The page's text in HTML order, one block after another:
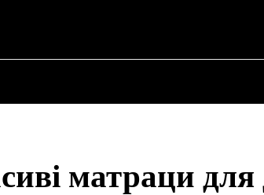
матраци для